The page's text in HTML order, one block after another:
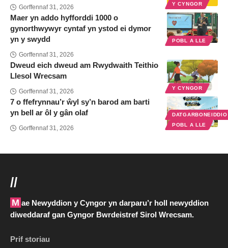
Y CYNGOR
Gorffennaf 31, 2026
POBL A LLE
Maer yn addo hyfforddi 1000 o
gynorthwywyr cyntaf yn ystod ei dymor
yn y swydd
Gorffennaf 31, 2026
Y CYNGOR
Dweud eich dweud am Rwydwaith Teithio
Llesol Wrecsam
Gorffennaf 31, 2026
POBL A LLE
7 o ffefrynnau’r ŵyl sy’n barod am barti
yn bell ar ôl y gân olaf
Gorffennaf 31, 2026
//
Mae Newyddion y Cyngor yn darparu’r holl newyddion
diweddaraf gan Gyngor Bwrdeistref Sirol Wrecsam.
Prif storiau